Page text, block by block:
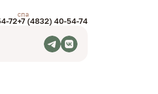
72
спа
+7 (4832) 40-54-74